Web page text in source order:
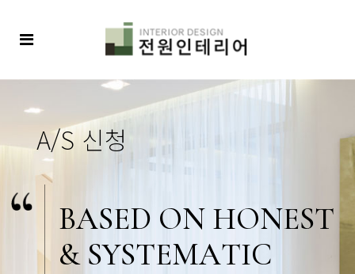
BASED ON HONEST
& SYSTEMATIC